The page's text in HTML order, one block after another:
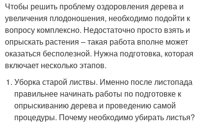
Чтобы решить проблему оздоровления дерева и
увеличения плодоношения, необходимо подойти к
вопросу комплексно. Недостаточно просто взять и
опрыскать растения – такая работа вполне может
оказаться бесполезной. Нужна подготовка, которая
включает несколько этапов.
Уборка старой листвы. Именно после листопада
правильнее начинать работы по подготовке к
опрыскиванию дерева и проведению самой
процедуры. Почему необходимо убирать листья?